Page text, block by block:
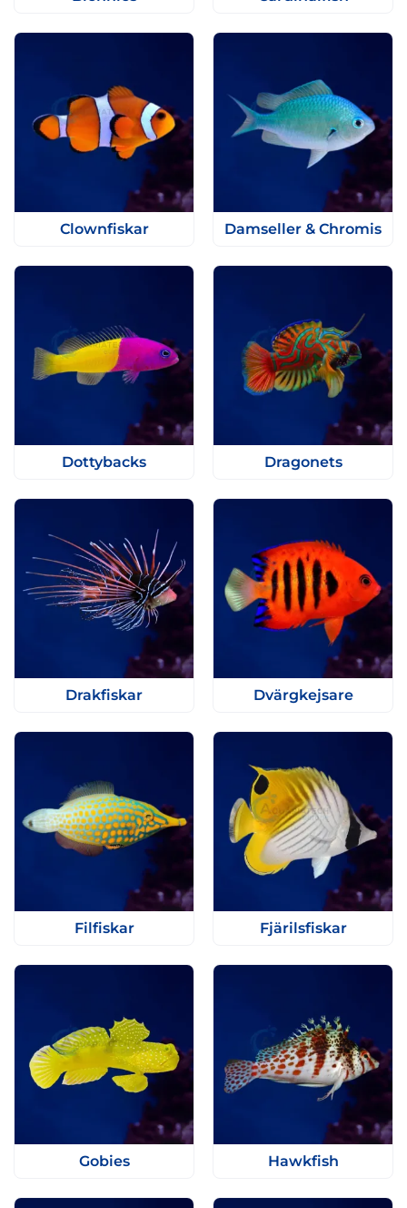
Clownfiskar Damseller & Chromis
Dottybacks Dragonets
Drakfiskar Dvärgkejsare
Filfiskar Fjärilsfiskar
Gobies Hawkfish